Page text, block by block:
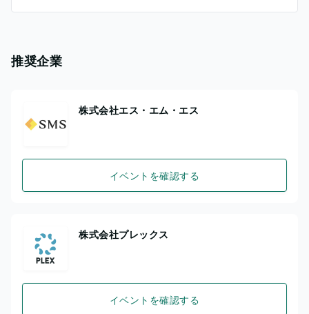
推奨企業
株式会社エス・エム・エス
イベントを確認する
株式会社プレックス
イベントを確認する